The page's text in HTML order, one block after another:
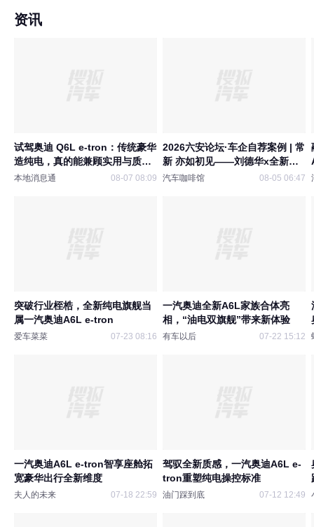
资讯
试驾奥迪 Q6L e-tron：传统豪华
造纯电，真的能兼顾实用与质感
吗？
本地消息通 08-07 08:09
2026六安论坛·车企自荐案例 | 常
新 亦如初见——刘德华x全新奥
迪A6L家族整合营销
汽车咖啡馆 08-05 06:47
突破行业桎梏，全新纯电旗舰当
属一汽奥迪A6L e-tron
爱车菜菜 07-23 08:16
一汽奥迪全新A6L家族合体亮
相，“油电双旗舰”带来新体验
有车以后 07-22 15:12
一汽奥迪A6L e-tron智享座舱拓
宽豪华出行全新维度
夫人的未来 07-18 22:59
驾驭全新质感，一汽奥迪A6L e-
tron重塑纯电操控标准
油门踩到底 07-12 12:49